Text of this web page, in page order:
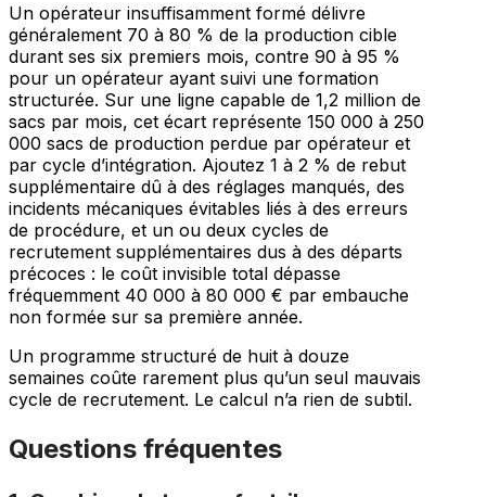
Un opérateur insuffisamment formé délivre
généralement 70 à 80 % de la production cible
durant ses six premiers mois, contre 90 à 95 %
pour un opérateur ayant suivi une formation
structurée. Sur une ligne capable de 1,2 million de
sacs par mois, cet écart représente 150 000 à 250
000 sacs de production perdue par opérateur et
par cycle d’intégration. Ajoutez 1 à 2 % de rebut
supplémentaire dû à des réglages manqués, des
incidents mécaniques évitables liés à des erreurs
de procédure, et un ou deux cycles de
recrutement supplémentaires dus à des départs
précoces : le coût invisible total dépasse
fréquemment 40 000 à 80 000 € par embauche
non formée sur sa première année.
Un programme structuré de huit à douze
semaines coûte rarement plus qu’un seul mauvais
cycle de recrutement. Le calcul n’a rien de subtil.
Questions fréquentes